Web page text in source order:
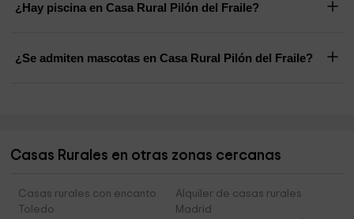
¿Hay piscina en Casa Rural Pilón del Fraile?
¿Se admiten mascotas en Casa Rural Pilón del Fraile?
Casas Rurales en otras zonas cercanas
Casas rurales con encanto
Toledo
Alquiler de casas rurales
Madrid